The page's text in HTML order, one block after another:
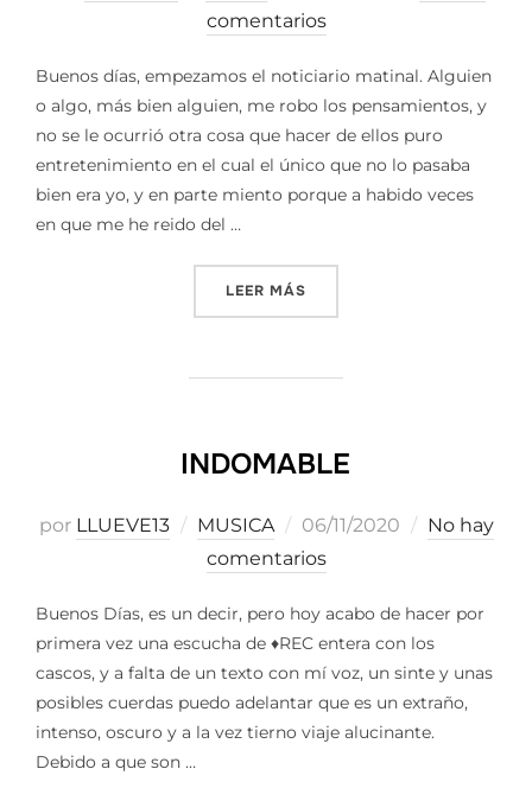
el
comentarios
Buenos días, empezamos el noticiario matinal. Alguien
o algo, más bien alguien, me robo los pensamientos, y
no se le ocurrió otra cosa que hacer de ellos puro
entretenimiento en el cual el único que no lo pasaba
bien era yo, y en parte miento porque a habido veces
en que me he reido del …
LEER MÁS
INDOMABLE
por LLUEVE13 MUSICA
Publicado
el
06/11/2020
No hay
comentarios
Buenos Días, es un decir, pero hoy acabo de hacer por
primera vez una escucha de ♦️REC entera con los
cascos, y a falta de un texto con mí voz, un sinte y unas
posibles cuerdas puedo adelantar que es un extraño,
intenso, oscuro y a la vez tierno viaje alucinante.
Debido a que son …